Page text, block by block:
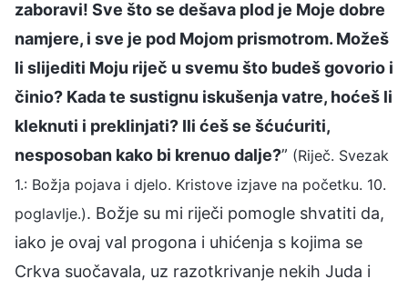
zaboravi! Sve što se dešava plod je Moje dobre
namjere, i sve je pod Mojom prismotrom. Možeš
li slijediti Moju riječ u svemu što budeš govorio i
činio? Kada te sustignu iskušenja vatre, hoćeš li
kleknuti i preklinjati? Ili ćeš se šćućuriti,
nesposoban kako bi krenuo dalje?” (Riječ. Svezak
1.: Božja pojava i djelo. Kristove izjave na početku. 10.
poglavlje.). Božje su mi riječi pomogle shvatiti da,
iako je ovaj val progona i uhićenja s kojima se
Crkva suočavala, uz razotkrivanje nekih Juda i